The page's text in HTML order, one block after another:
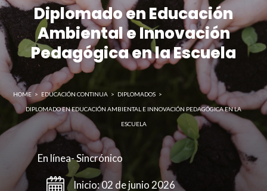
Enviar
Diplomado en Educación
Ambiental e Innovación
Pedagógica en la Escuela
HOME > EDUCACIÓN CONTINUA > DIPLOMADOS >
DIPLOMADO EN EDUCACIÓN AMBIENTAL E INNOVACIÓN PEDAGÓGICA EN LA
ESCUELA
En línea- Sincrónico
Inicio: 02 de junio 2026